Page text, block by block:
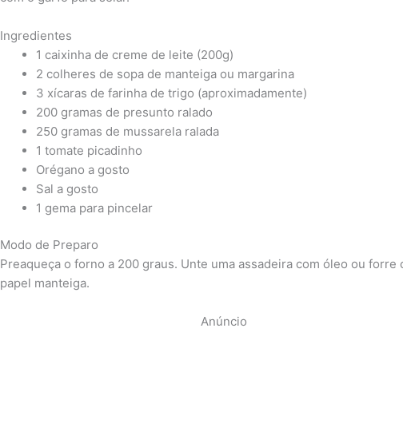
Ingredientes
1 caixinha de creme de leite (200g)
2 colheres de sopa de manteiga ou margarina
3 xícaras de farinha de trigo (aproximadamente)
200 gramas de presunto ralado
250 gramas de mussarela ralada
1 tomate picadinho
Orégano a gosto
Sal a gosto
1 gema para pincelar
Modo de Preparo
Preaqueça o forno a 200 graus. Unte uma assadeira com óleo ou forre
papel manteiga.
Anúncio